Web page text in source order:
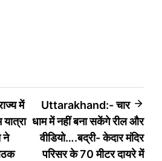
में
ने
Uttarakhand:- चार
धाम में नहीं बना सकेंगे रील और
वीडियो….बद्री- केदार मंदिर
परिसर के 70 मीटर दायरे में